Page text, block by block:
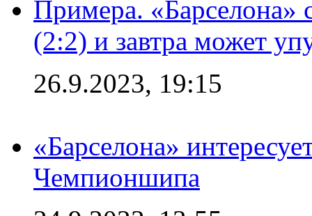
Примера. «Барселона»
(2:2) и завтра может
26.9.2023, 19:15
«Барселона»
Чемпионшипа